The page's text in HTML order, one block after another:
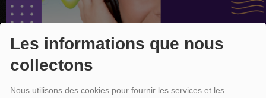
Les informations que nous
collectons
Nous utilisons des cookies pour fournir les services et les